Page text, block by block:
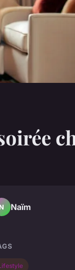
Naïm